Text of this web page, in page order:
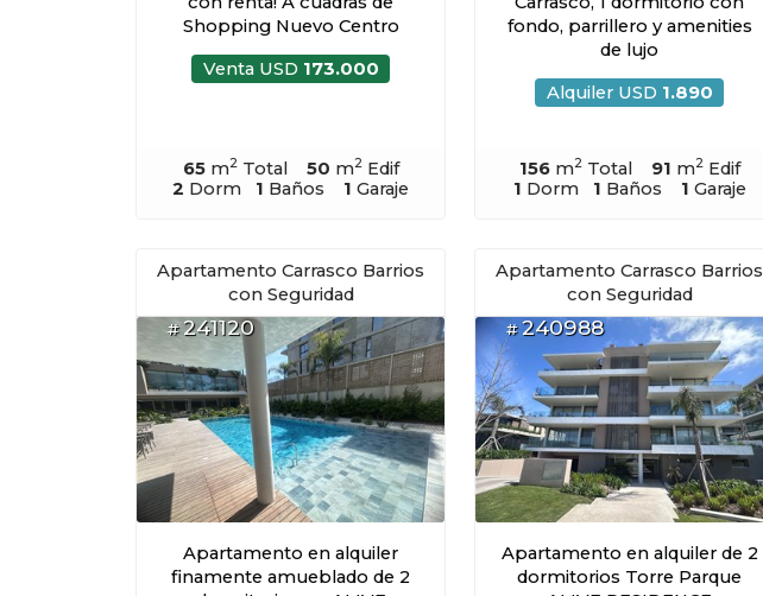
Shopping Nuevo Centro
Venta USD 173.000
65m2Total 50 m2Edif
2 Dorm 1 Baños 1 Garaje
fondo, parrillero y amenities
de lujo
Alquiler USD 1.890
156m2Total 91 m2Edif
1 Dorm 1 Baños 1 Garaje
Apartamento Carrasco Barrios
con Seguridad
#241120
Apartamento en alquiler
finamente amueblado de 2
Apartamento Carrasco Barrios
con Seguridad
#240988
Apartamento en alquiler de 2
dormitorios Torre Parque